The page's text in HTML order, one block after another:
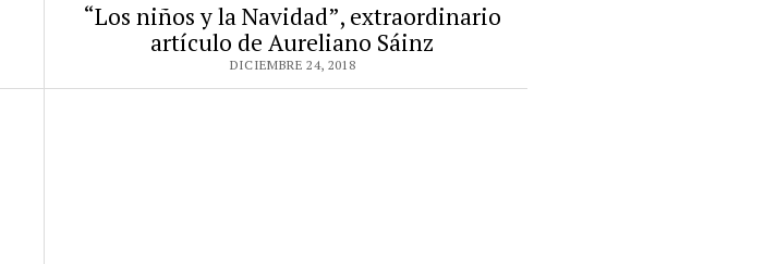
“Los niños y la Navidad”, extraordinario
artículo de Aureliano Sáinz
DICIEMBRE 24, 2018